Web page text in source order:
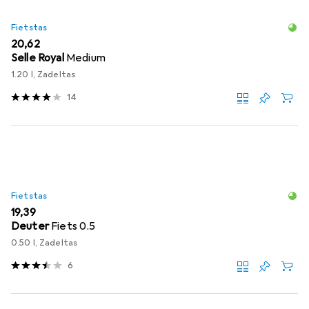
Fietstas
EUR
20,62
Selle Royal Medium
1.20 l, Zadeltas
14
Fietstas
EUR
19,39
Deuter Fiets 0.5
0.50 l, Zadeltas
6